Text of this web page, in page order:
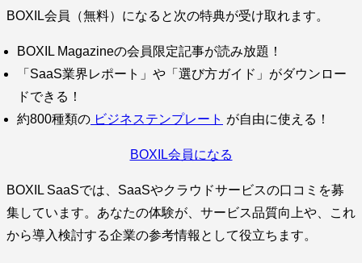
BOXIL会員（無料）になると次の特典が受け取れます。
BOXIL Magazineの会員限定記事が読み放題！
「SaaS業界レポート」や「選び方ガイド」がダウンロー
ドできる！
約800種類の ビジネステンプレート が自由に使える！
BOXIL会員になる
BOXIL SaaSでは、SaaSやクラウドサービスの口コミを募
集しています。あなたの体験が、サービス品質向上や、これ
から導入検討する企業の参考情報として役立ちます。